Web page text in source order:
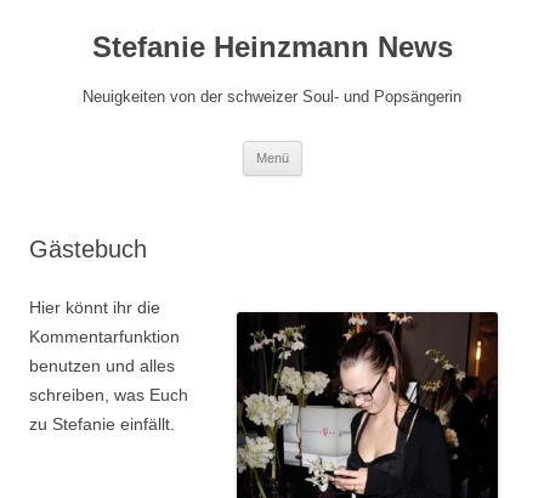
springenStefanie Heinzmann News
Neuigkeiten von der schweizer Soul- und Popsängerin
Menü
Gästebuch
Hier könnt ihr die
Kommentarfunktion
benutzen und alles
schreiben, was Euch
zu Stefanie einfällt.